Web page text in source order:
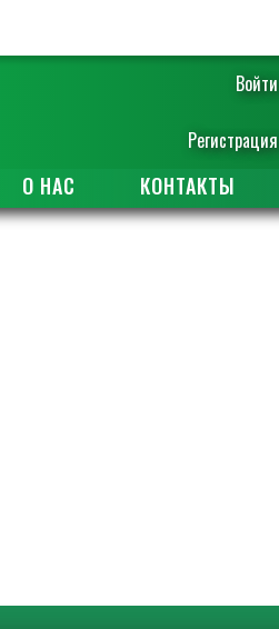
Войти
Регистрация
О НАС КОНТАКТЫ